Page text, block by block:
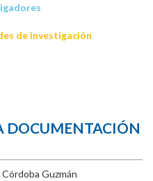
de investigación
DOCUMENTACIÓN
Guzmán